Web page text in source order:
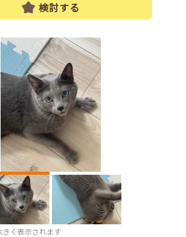
検討する
きく表示されます